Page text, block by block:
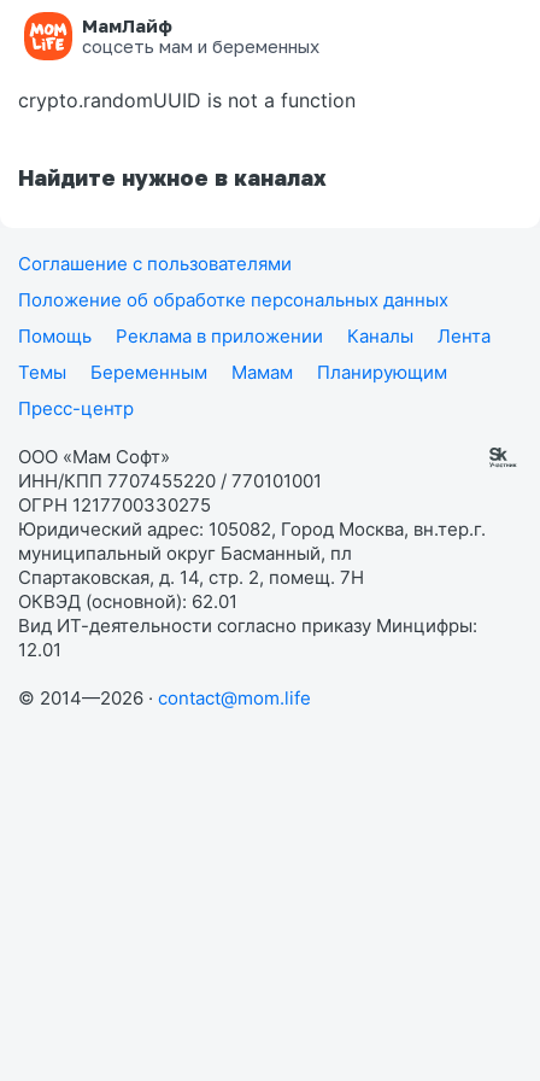
МамЛайф
соцсеть мам и беременных
Ошибка на странице
crypto.randomUUID is not a function
Найдите нужное в каналах
Соглашение с пользователями
Положение об обработке персональных данных
Помощь
Реклама в приложении Каналы
Лента
Темы
Беременным Мамам
Планирующим
Пресс-центр
ООО «Мам Софт»
ИНН/КПП 7707455220 / 770101001
ОГРН 1217700330275
Юридический адрес: 105082, Город Москва, вн.тер.г.
муниципальный округ Басманный, пл
Спартаковская, д. 14, стр. 2, помещ. 7Н
ОКВЭД (основной): 62.01
Вид ИТ-деятельности согласно приказу Минцифры:
12.01
© 2014—2026 · contact@mom.life